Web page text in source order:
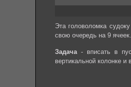
Эта головоломка
свою очередь на 9
Задача- вписать в
вертикальной колонке